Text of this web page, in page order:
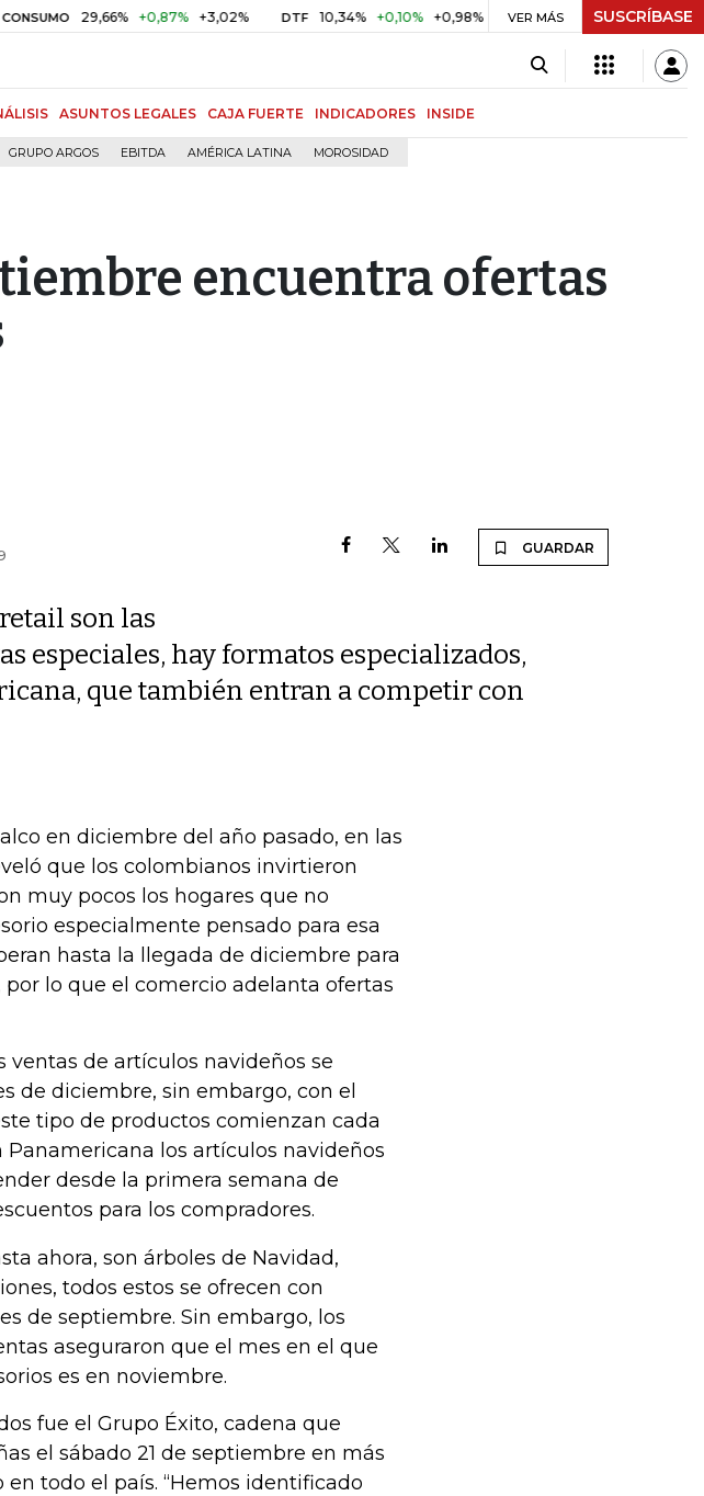
29,66% +0,87% +3,02% DTF 10,34% +0,10% +0,98% UVR $ 416,86 +$ 0,05 +0,01%
VER MÁS SUSCRÍBASE
ASUNTOS LEGALES CAJA FUERTE INDICADORES INSIDE
GRUPO ARGOS EBITDA AMÉRICA LATINA MOROSIDAD
encuentra ofertas
GUARDAR
son las
especiales, hay formatos especializados,
que también entran a competir con
en diciembre del año pasado, en las
que los colombianos invirtieron
muy pocos los hogares que no
especialmente pensado para esa
hasta la llegada de diciembre para
lo que el comercio adelanta ofertas
ventas de artículos navideños se
de diciembre, sin embargo, con el
tipo de productos comienzan cada
los artículos navideños
desde la primera semana de
para los compradores.
ahora, son árboles de Navidad,
todos estos se ofrecen con
de septiembre. Sin embargo, los
aseguraron que el mes en el que
es en noviembre.
fue el Grupo Éxito, cadena que
el sábado 21 de septiembre en más
todo el país. “Hemos identificado